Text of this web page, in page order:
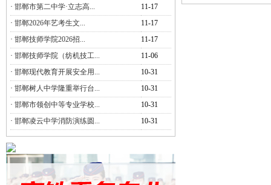
· 邯郸市第二中学·立志高...
11-17
· 邯郸2026年艺考生文...
11-17
· 邯郸技师学院2026招...
11-17
· 邯郸技师学院（纺机技工...
11-06
· 邯郸现代教育开展安全用...
10-31
· 邯郸树人中学隆重举行台...
10-31
· 邯郸市领创中等专业学校...
10-31
· 邯郸凌云中学消防演练圆... 10-31